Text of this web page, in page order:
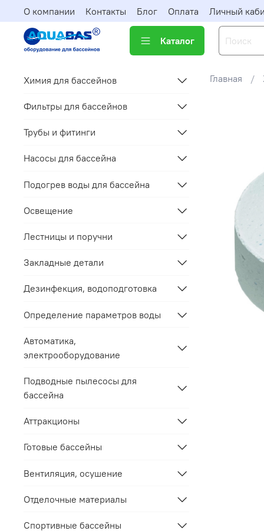
О компании Контакты Блог Оплата Личный
Каталог
Главная
Химия для бассейнов
Фильтры для бассейнов
Трубы и фитинги
Насосы для бассейна
Подогрев воды для бассейна
Освещение
Лестницы и поручни
Закладные детали
Дезинфекция, водоподготовка
Определение параметров воды
Автоматика,
электрооборудование
Подводные пылесосы для
бассейна
Аттракционы
Готовые бассейны
Вентиляция, осушение
Отделочные материалы
Спортивные бассейны